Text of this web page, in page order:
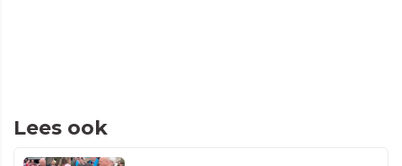
Lees ook